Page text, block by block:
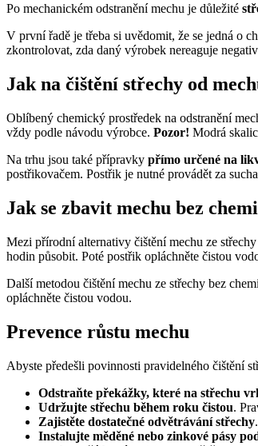
Po mechanickém odstranění mechu je důležité
V první řadě je třeba si uvědomit, že se jedná o
zkontrolovat, zda daný výrobek nereaguje
Jak na čištění střechy od
Oblíbený chemický prostředek na odstranění
vždy podle návodu výrobce. Pozor! Modrá
Na trhu jsou také přípravky přímo určené na
postřikovačem. Postřik je nutné provádět za
Jak se zbavit mechu bez
Mezi přírodní alternativy čištění mechu ze
hodin působit. Poté postřik opláchněte čistou
Další metodou čištění mechu ze střechy bez
opláchněte čistou vodou.
Prevence růstu mechu
Abyste předešli povinnosti pravidelného čištění
Odstraňte překážky, které na střechu
Udržujte střechu během roku čistou.
Zajistěte dostatečné odvětrávání střechy
Instalujte měděné nebo zinkové pásy